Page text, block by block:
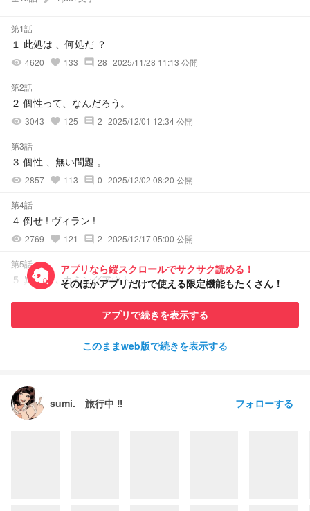
第1話
１ 此処は 、何処だ ？
visibility 4620 favorite 133 comment 28 2025/11/28 11:13 公開
第2話
２ 個性って、なんだろう。
visibility 3043 favorite 125 comment 2 2025/12/01 12:34 公開
第3話
３ 個性 、無い問題 。
visibility 2857 favorite 113 comment 0 2025/12/02 08:20 公開
第4話
４ 倒せ ! ヴィラン !
visibility 2769 favorite 121 comment 2 2025/12/17 05:00 公開
第5話
５ 異能力 ､ カミングアウト 。
アプリなら縦スクロールでサクサク読める！
そのほかアプリだけで使える限定機能もたくさん！
アプリで続きを表示する
このままweb版で続きを表示する
sumi. 旅行中 ‼️ フォローする